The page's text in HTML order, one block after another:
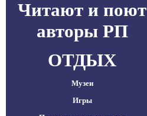
Читают и поют
авторы РП
ОТДЫХ
Музеи
Игры